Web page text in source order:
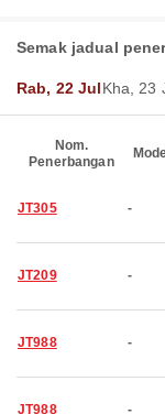
Semak jadual
Rab, 22 JulKha, 23
Nom.
Penerbangan
JT305 -
JT209 -
JT988 -
JT988 -